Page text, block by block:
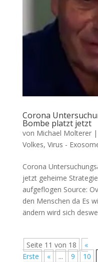
Corona
Bombe platzt jetzt
von Michael Molterer|
Volkes, Virus -
Corona
jetzt gehei­me
aufgeflogen Source:
den Men­schen da Es
ändern wird sich
Seite 11 von 18
«
Erste
« ... 9 10